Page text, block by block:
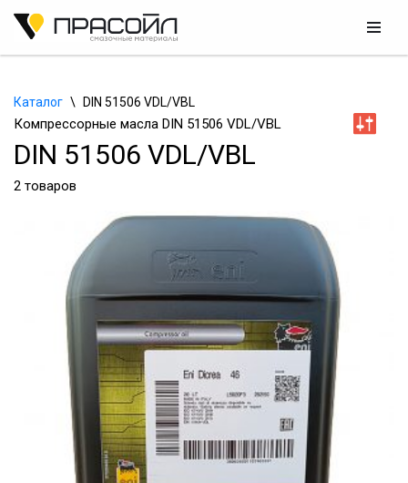
содержимому
Каталог \ DIN 51506 VDL/VBL
Компрессорные масла DIN 51506 VDL/VBL
DIN 51506 VDL/VBL
2 товаров